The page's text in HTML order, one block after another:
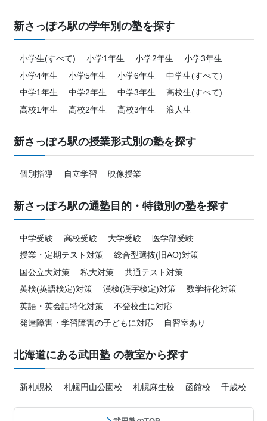
新さっぽろ駅の学年別の塾を探す
小学生(すべて) 小学1年生 小学2年生
小学3年生
小学4年生
小学5年生 小学6年生
中学生(すべて)
中学1年生
中学2年生 中学3年生
高校生(すべて)
高校1年生
高校2年生 高校3年生 浪人生
新さっぽろ駅の授業形式別の塾を探す
個別指導 自立学習 映像授業
新さっぽろ駅の通塾目的・特徴別の塾を探す
中学受験 高校受験 大学受験
医学部受験
授業・定期テスト対策
総合型選抜(旧AO)対策
国公立大対策
私大対策
共通テスト対策
英検(英語検定)対策
漢検(漢字検定)対策
数学特化対策
英語・英会話特化対策
不登校生に対応
発達障害・学習障害の子どもに対応
自習室あり
北海道にある武田塾 の教室から探す
新札幌校 札幌円山公園校 札幌麻生校 函館校 千歳校